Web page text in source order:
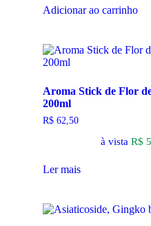
Adicionar ao carrinho
Aroma Stick de Flor
200ml
R$ 62,50
à vista R$
Ler mais